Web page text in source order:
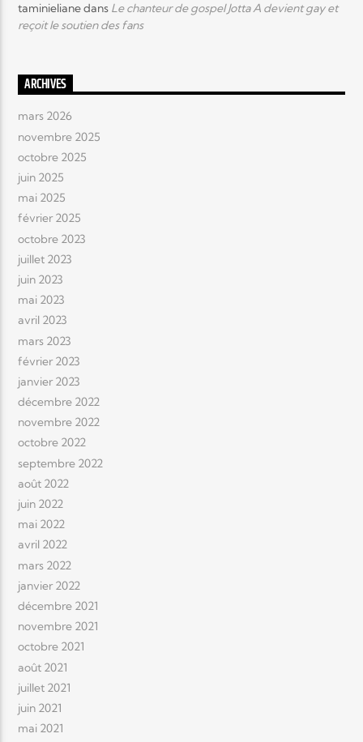
taminielianedans Le chanteur de gospel Jotta A devient gay et
reçoit le soutien des fans
ARCHIVES
mars 2026
novembre 2025
octobre 2025
juin 2025
mai 2025
février 2025
octobre 2023
juillet 2023
juin 2023
mai 2023
avril 2023
mars 2023
février 2023
janvier 2023
décembre 2022
novembre 2022
octobre 2022
septembre 2022
août 2022
juin 2022
mai 2022
avril 2022
mars 2022
janvier 2022
décembre 2021
novembre 2021
octobre 2021
août 2021
juillet 2021
juin 2021
mai 2021